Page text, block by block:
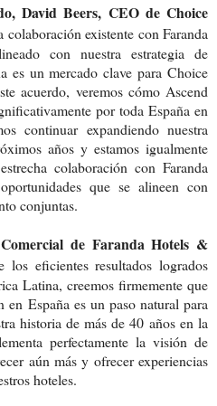
David Beers, CEO de Choice
existente con Faranda
con nuestra estrategia de
es un mercado clave para Choice
acuerdo, veremos cómo Ascend
por toda España en
continuar expandiendo nuestra
años y estamos igualmente
colaboración con Faranda
que se alineen con
conjuntas.
de Faranda Hotels &
los eficientes resultados logrados
Latina, creemos firmemente que
en España es un paso natural para
historia de más de 40 años en la
perfectamente la visión de
aún más y ofrecer experiencias
hoteles.